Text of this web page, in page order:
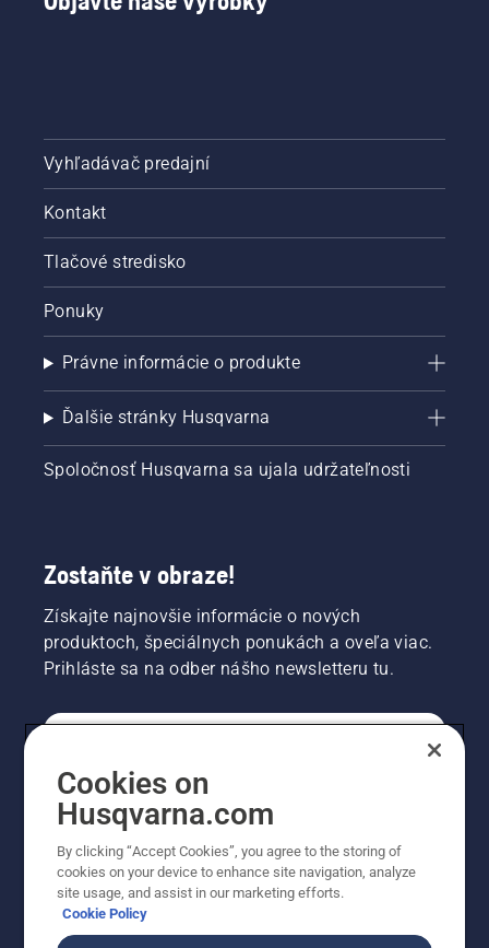
Vyhľadávač predajní
Kontakt
Tlačové stredisko
Ponuky
Právne informácie o produkte
Ďalšie stránky Husqvarna
Spoločnosť Husqvarna sa ujala udržateľnosti
Zostaňte v obraze!
Získajte najnovšie informácie o nových
produktoch, špeciálnych ponukách a oveľa viac.
Prihláste sa na odber nášho newsletteru tu.
PROFESIONÁLNE
Cookies on
Husqvarna.com
By clicking “Accept Cookies”, you agree to the storing of
cookies on your device to enhance site navigation, analyze
site usage, and assist in our marketing efforts.
Cookie Policy